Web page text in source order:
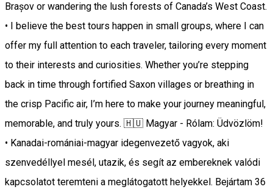
Brașov or wandering the lush forests of Canada’s West Coast.
• I believe the best tours happen in small groups, where I can
offer my full attention to each traveler, tailoring every moment
to their interests and curiosities. Whether you’re stepping
back in time through fortified Saxon villages or breathing in
the crisp Pacific air, I’m here to make your journey meaningful,
memorable, and truly yours. 🇭🇺 Magyar - Rólam: Üdvözlöm!
• Kanadai-romániai-magyar idegenvezető vagyok, aki
szenvedéllyel mesél, utazik, és segít az embereknek valódi
kapcsolatot teremteni a meglátogatott helyekkel. Bejártam 36